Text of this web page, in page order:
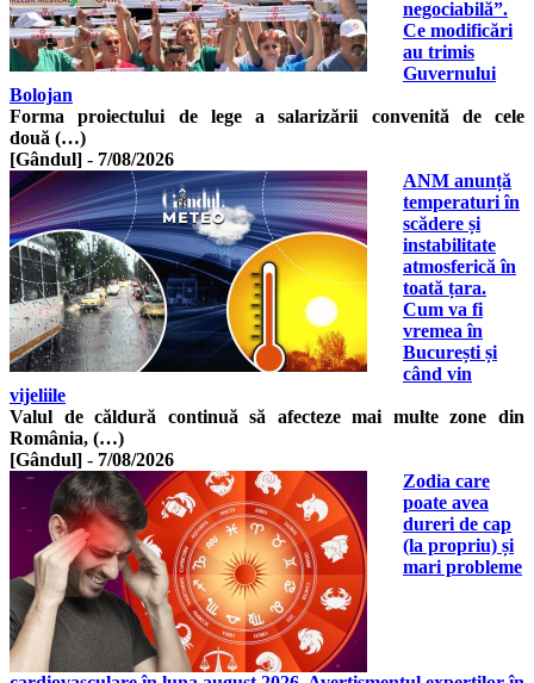
negociabilă”.
Ce modificări
au trimis
Guvernului
Bolojan
Forma proiectului de lege a salarizării convenită de cele
două (…)
[Gândul] - 7/08/2026
ANM anunță
temperaturi în
scădere și
instabilitate
atmosferică în
toată țara.
Cum va fi
vremea în
București și
când vin
vijeliile
Valul de căldură continuă să afecteze mai multe zone din
România, (…)
[Gândul] - 7/08/2026
Zodia care
poate avea
dureri de cap
(la propriu) și
mari probleme